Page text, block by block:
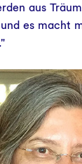
aus
es macht